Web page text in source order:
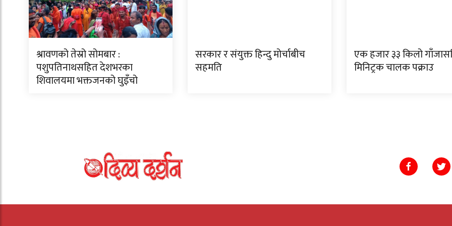
श्रावणको तेस्रो सोमबार :
पशुपतिनाथसहित देशभरका
शिवालयमा भक्तजनको घुइँचो
सरकार र संयुक्त हिन्दु मोर्चाबीच
सहमति
एक हजार ३३ किलो
मिनिट्रक चालक पक्राउ